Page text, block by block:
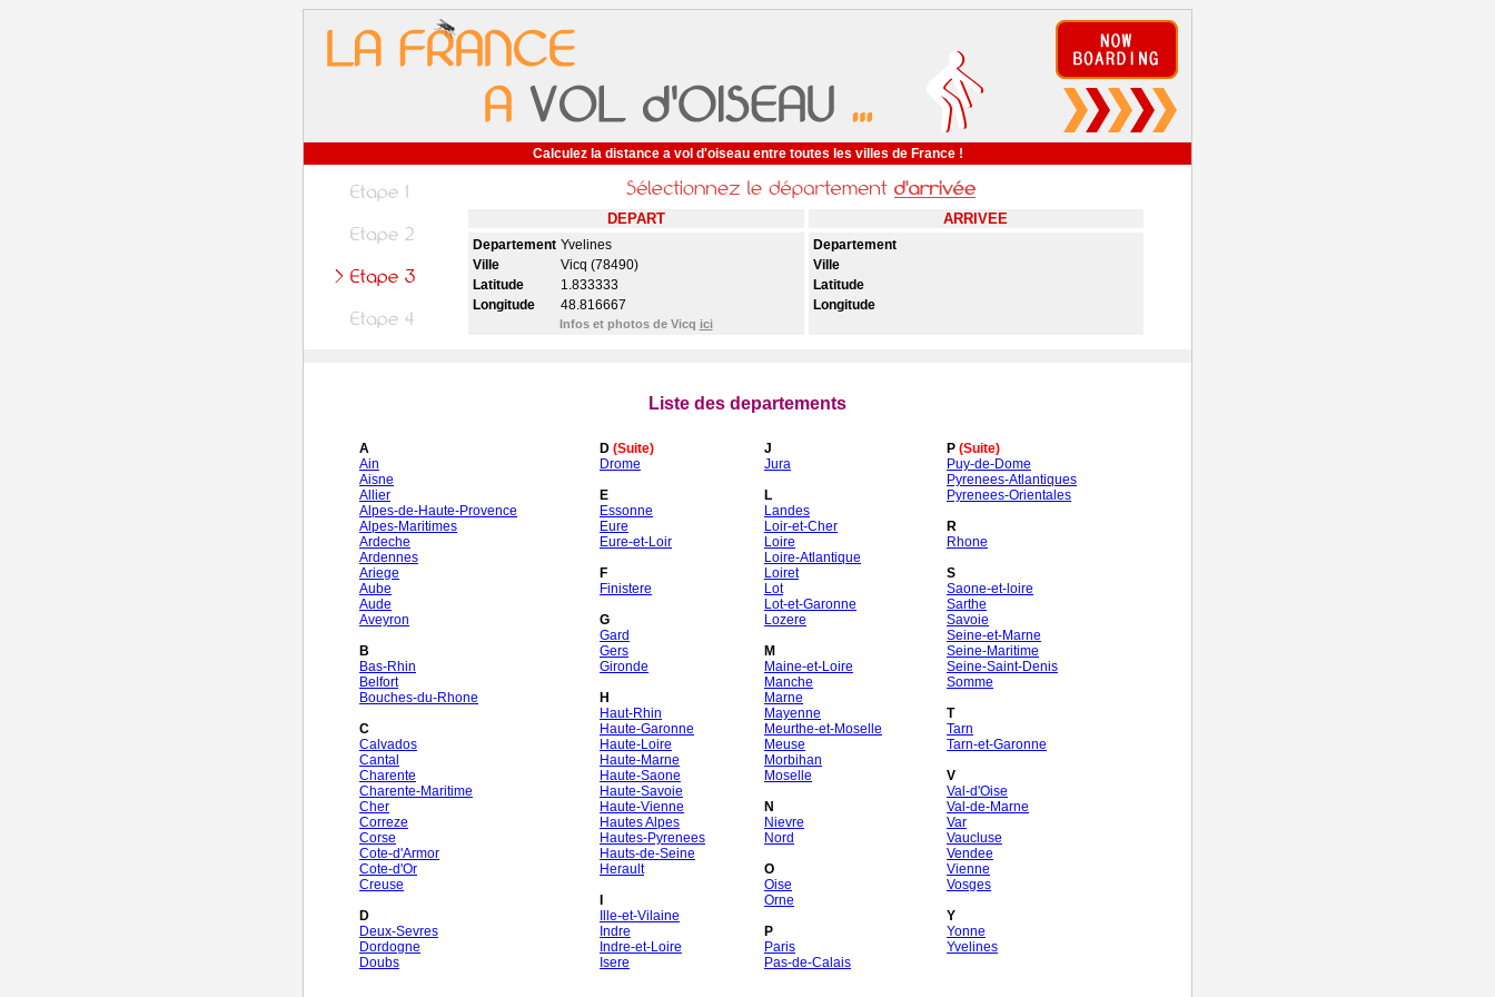
Calculez la distance a vol d'oiseau entre toutes les villes de France !
DEPART ARRIVEE
Departement Yvelines
Ville
Vicq (78490)
Latitude
1.833333
Longitude
48.816667
Infos et photos de Vicq ici
Departement
Ville
Latitude
Longitude
Liste des departements
A
Ain
Aisne
Allier
Alpes-de-Haute-Provence
Alpes-Maritimes
Ardeche
Ardennes
Ariege
Aube
Aude
Aveyron
B
Bas-Rhin
Belfort
Bouches-du-Rhone
C
Calvados
Cantal
Charente
Charente-Maritime
Cher
Correze
Corse
Cote-d'Armor
Cote-d'Or
Creuse
D
Deux-Sevres
Dordogne
Doubs
D (Suite)
Drome
E
Essonne
Eure
Eure-et-Loir
F
Finistere
G
Gard
Gers
Gironde
H
Haut-Rhin
Haute-Garonne
Haute-Loire
Haute-Marne
Haute-Saone
Haute-Savoie
Haute-Vienne
Hautes Alpes
Hautes-Pyrenees
Hauts-de-Seine
Herault
Ille-et-Vilaine
Indre
Indre-et-Loire
Isere
J
Jura
L
Landes
Loir-et-Cher
Loire
Loire-Atlantique
Loiret
Lot
Lot-et-Garonne
Lozere
M
Maine-et-Loire
Manche
Marne
Mayenne
Meurthe-et-Moselle
Meuse
Morbihan
Moselle
N
Nievre
Nord
O
Oise
Orne
P
Paris
Pas-de-Calais
P (Suite)
Puy-de-Dome
Pyrenees-Atlantiques
Pyrenees-Orientales
R
Rhone
S
Saone-et-loire
Sarthe
Savoie
Seine-et-Marne
Seine-Maritime
Seine-Saint-Denis
Somme
T
Tarn
Tarn-et-Garonne
V
Val-d'Oise
Val-de-Marne
Var
Vaucluse
Vendee
Vienne
Vosges
Y
Yonne
Yvelines